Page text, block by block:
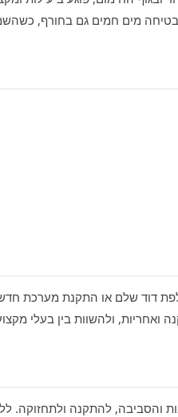
מים חמים גם בחורף,
דוד שלם או התקנת מערכת
ולהשוות בין בעלי
והסביבה, להתקנה ולתחזוקה.